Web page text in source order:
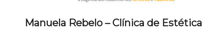
Manuela Rebelo – Clínica de Estética